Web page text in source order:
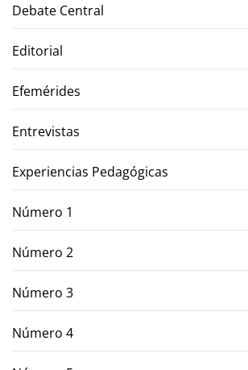
Debate Central
Editorial
Efemérides
Entrevistas
Experiencias Pedagógicas
Número 1
Número 2
Número 3
Número 4